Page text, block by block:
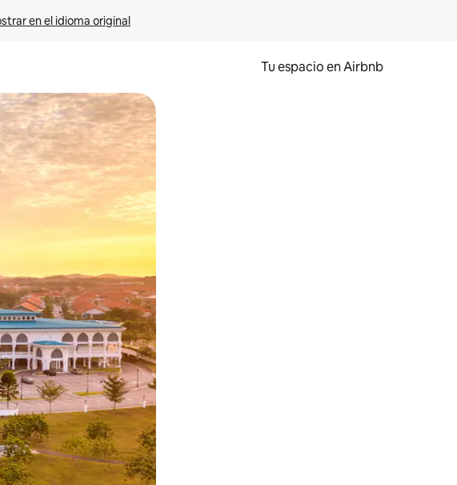
en el idioma original
Tu espacio en Airbnb
hacia abajo, o bien tocando y deslizando la pantalla.